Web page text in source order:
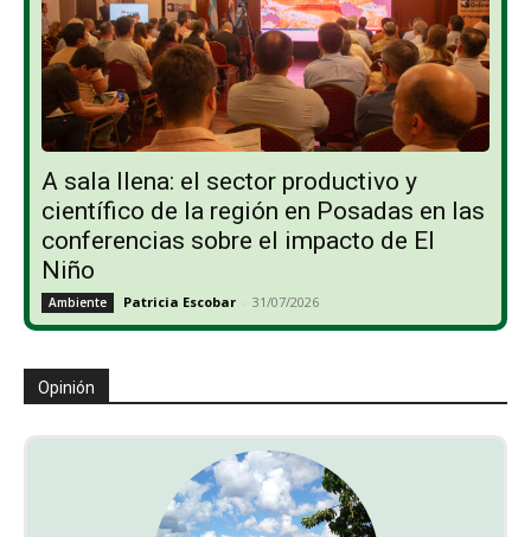
A sala llena: el sector productivo y
científico de la región en Posadas en las
conferencias sobre el impacto de El
Niño
Ambiente Patricia Escobar - 31/07/2026
Opinión